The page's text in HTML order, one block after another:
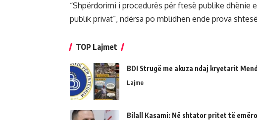
“Shpërdorimi i procedurës për ftesë publike
publik privat”, ndërsa po mblidhen ende prova
TOP Lajmet
BDI Strugë me akuza ndaj kryetarit
Lajme
Bilall Kasami: Në shtator pritet të